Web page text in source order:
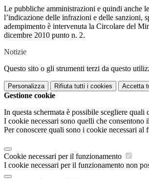
Le pubbliche amministrazioni e quindi anche
l’indicazione delle infrazioni e delle sanzioni,
adempimento è intervenuta la Circolare del
dicembre 2010 punto n. 2.
Notizie
Questo sito o gli strumenti terzi da questo
Personalizza Rifiuta tutti i cookies Accetta
Gestione cookie
In questa schermata è possibile scegliere quali
I cookie necessari sono quelli che
Per conoscere quali sono i cookie necessari al
Cookie necessari per il funzionamento
I cookie necessari per il funzionamento non